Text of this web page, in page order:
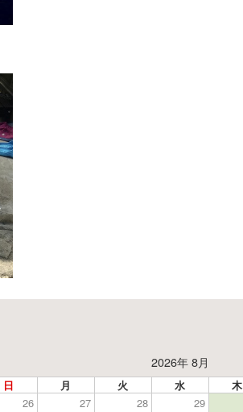
2026年 8月
日 月 火 水 木
26
27 28 29